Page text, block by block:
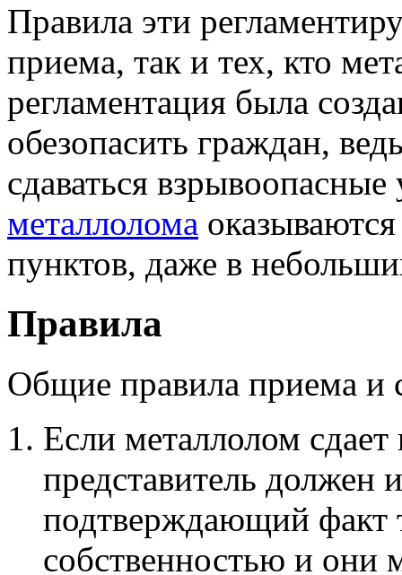
Правила эти
приема, так и тех, кто
регламентация была
обезопасить граждан,
сдаваться
металлолома
пунктов, даже в
Правила
Общие правила приема и
Если металлолом
представитель должен
подтверждающий факт
собственностью и они